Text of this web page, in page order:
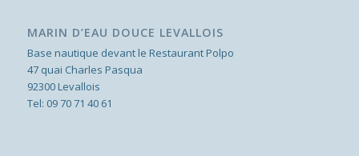
MARIN D’EAU DOUCE LEVALLOIS
Base nautique devant le Restaurant Polpo
47 quai Charles Pasqua
92300 Levallois
Tel: 09 70 71 40 61